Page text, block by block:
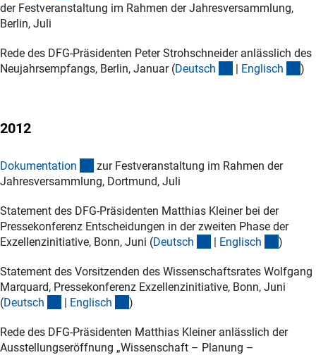
der Festveranstaltung im Rahmen der Jahresversammlung,
Berlin, Juli
Rede des DFG-Präsidenten Peter Strohschneider anlässlich des
Neujahrsempfangs, Berlin, Januar (Deutsch (Download)
| Englisch )
2012
Dokumentation (Download)
zur Festveranstaltung im Rahmen der
Jahresversammlung, Dortmund, Juli
Statement des DFG-Präsidenten Matthias Kleiner bei der
Pressekonferenz Entscheidungen in der zweiten Phase der
Exzellenzinitiative, Bonn, Juni (Deutsch (Download)
| Englisch )
Statement des Vorsitzenden des Wissenschaftsrates Wolfgang
Marquard, Pressekonferenz Exzellenzinitiative, Bonn, Juni
(Deutsch (Download)
| Englisch (Download)
)
Rede des DFG-Präsidenten Matthias Kleiner anlässlich der
Ausstellungseröffnung „Wissenschaft – Planung –